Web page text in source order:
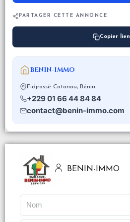
PARTAGER CETTE ANNONCE
Copier lien
BENIN-IMMO
Fidjrossè Cotonou, Bénin
+229 01 66 44 84 84
contact@benin-immo.com
BENIN-IMMO